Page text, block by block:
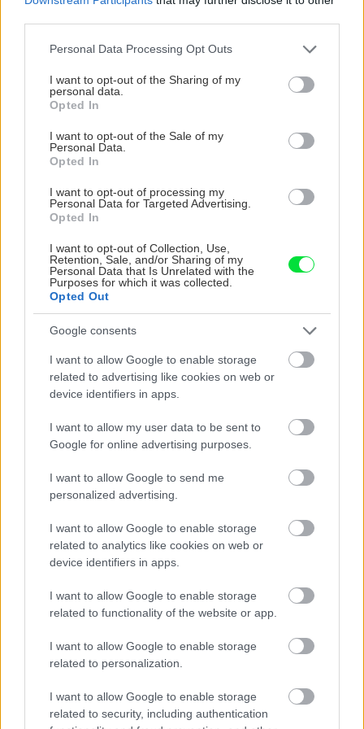
Please note that this website/app uses one or more Google
not limited to your visit or usage behaviour. You may click to
grant or deny consent to Google and its third-party tags to
use your data for below specified purposes in below Google
consent section.
Personal Data Processing Opt Outs
I want to opt-out of the Sharing of my
personal data.
Opted In
I want to opt-out of the Sale of my
Personal Data.
Opted In
I want to opt-out of processing my
Personal Data for Targeted Advertising.
Opted In
I want to opt-out of Collection, Use,
Retention, Sale, and/or Sharing of my
Personal Data that Is Unrelated with the
Purposes for which it was collected.
Opted Out
Google consents
I want to allow Google to enable storage
related to advertising like cookies on web or
device identifiers in apps.
I want to allow my user data to be sent to
Google for online advertising purposes.
I want to allow Google to send me
personalized advertising.
I want to allow Google to enable storage
related to analytics like cookies on web or
device identifiers in apps.
I want to allow Google to enable storage
related to functionality of the website or app.
I want to allow Google to enable storage
related to personalization.
I want to allow Google to enable storage
related to security, including authentication
Flox šidlolistý (Phlox subulata)
PREČÍTAJTE SI TIEŽ:
PREČÍTAJTE SI TIEŽ
zbožňovali naše babičky – ako
stvorené pre vidiecku záhradu
Text: Lucia Gogová
Foto: shutterstock.com
Odoberajte týždenný prehľad najlepších článkov
emailom
Odoberať newsletter